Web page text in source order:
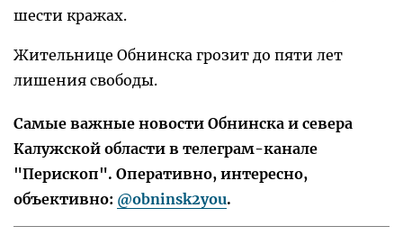
шести кражах.
Жительнице Обнинска грозит до пяти лет
лишения свободы.
Самые важные новости Обнинска и севера
Калужской области в телеграм-канале
"Перископ". Оперативно, интересно,
объективно: @obninsk2you.